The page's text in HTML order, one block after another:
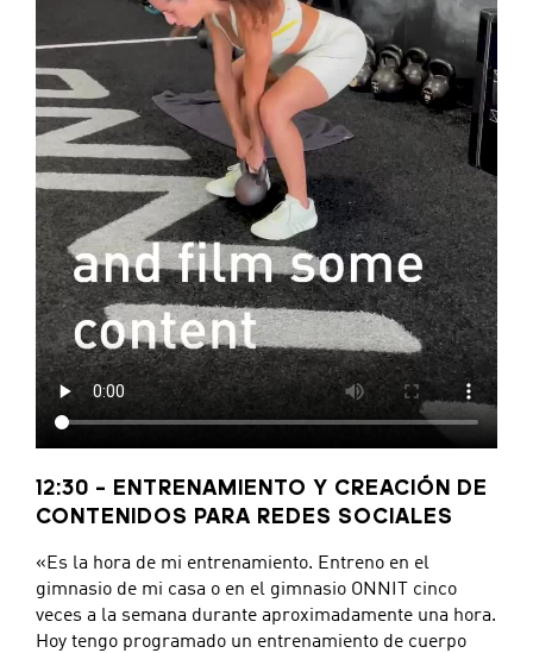
12:30 – ENTRENAMIENTO Y CREACIÓN DE
CONTENIDOS PARA REDES SOCIALES
«Es la hora de mi entrenamiento. Entreno en el
gimnasio de mi casa o en el gimnasio ONNIT cinco
veces a la semana durante aproximadamente una hora.
Hoy tengo programado un entrenamiento de cuerpo